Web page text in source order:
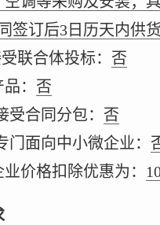
签订后3日历天内供
联合体投标： 否
： 否
合同分包： 否
面向中小微企业：
价格扣除优惠为：